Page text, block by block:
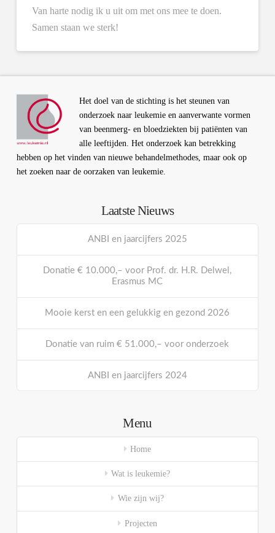
Van harte nodig ik u uit om met ons mee te doen.
Samen staan we sterk!
Het doel van de stichting is het steunen van
onderzoek naar leukemie en aanverwante vormen
van beenmerg- en bloedziekten bij patiënten van
alle leeftijden. Het onderzoek kan betrekking
hebben op het vinden van nieuwe behandelmethodes, maar ook op
het zoeken naar de oorzaken van leukemie.
Laatste Nieuws
ANBI en jaarcijfers 2025
Donatie € 10.000,– voor Prof. dr. H.R. Delwel,
Erasmus MC
Mooie kerst en een gelukkig en gezond 2026
Donatie van ruim € 51.000,– voor onderzoek
ANBI en jaarcijfers 2024
Menu
Home
Wat is leukemie?
Wie zijn wij?
Projecten